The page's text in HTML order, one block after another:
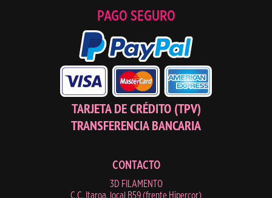
PAGO SEGURO
TARJETA DE CRÉDITO (TPV)
TRANSFERENCIA BANCARIA
CONTACTO
3D FILAMENTO
C.C. Itaroa, local B59 (frente Hipercor)